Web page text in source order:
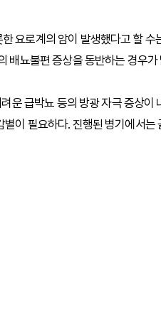
요로계의 암이 발생했다고 할
배뇨불편 증상을 동반하는 경우가
운 급박뇨 등의 방광 자극 증상이
이 필요하다. 진행된 병기에서는